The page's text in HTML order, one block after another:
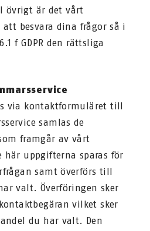
övrigt är det vårt
att besvara dina frågor så i
f GDPR den rättsliga
via kontaktformuläret till
samlas de
framgår av vårt
här uppgifterna sparas för
samt överförs till
valt. Överföringen sker
vilket sker
du har valt. Den